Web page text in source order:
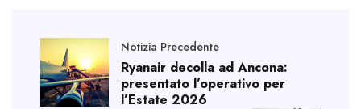
Notizia Precedente
Ryanair decolla ad Ancona:
presentato l’operativo per
l’Estate 2026